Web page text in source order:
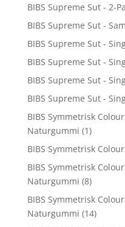
BIBS Supreme Sut - 2-
BIBS Supreme Sut -
BIBS Supreme Sut -
BIBS Supreme Sut -
BIBS Supreme Sut -
BIBS Supreme Sut -
BIBS Symmetrisk
Naturgummi (1)
BIBS Symmetrisk
BIBS Symmetrisk
Naturgummi (8)
BIBS Symmetrisk
Naturgummi (14)